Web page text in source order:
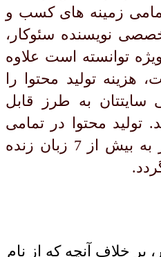
زمینه های کسب و
نویسنده سئوکار،
توانسته است علاوه
هزینه تولید محتوا را
سایتتان به طرز قابل
تولید محتوا در تمامی
زمینه های کسب و کار به بیش از 7 زبان زنده
بر خلاف آنچه که از نام